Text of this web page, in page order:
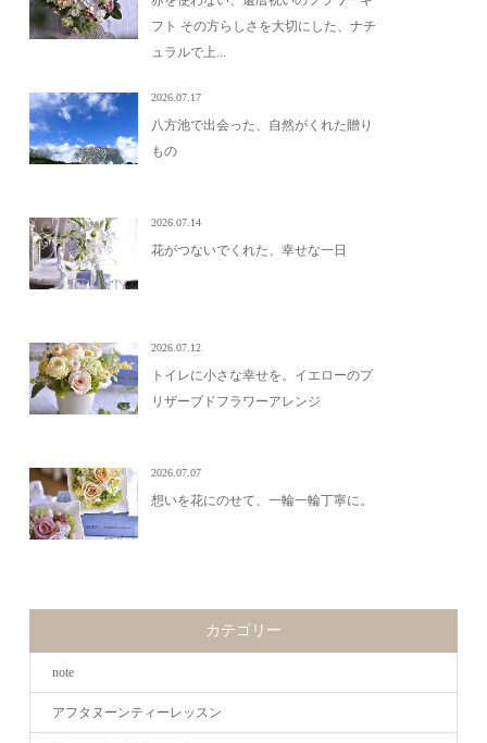
フト その方らしさを大切にした、ナチ
ュラルで上...
2026.07.17
八方池で出会った、自然がくれた贈り
もの
2026.07.14
花がつないでくれた、幸せな一日
2026.07.12
トイレに小さな幸せを。イエローのプ
リザーブドフラワーアレンジ
2026.07.07
想いを花にのせて、一輪一輪丁寧に。
カテゴリー
note
アフタヌーンティーレッスン